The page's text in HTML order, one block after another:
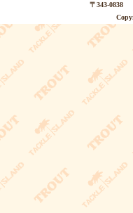
〒343-0838